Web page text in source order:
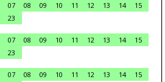
07 08 09 10 11 12 13 14
15
23
07 08 09 10 11 12 13 14
15
23
07 08 09 10 11 12 13 14
15